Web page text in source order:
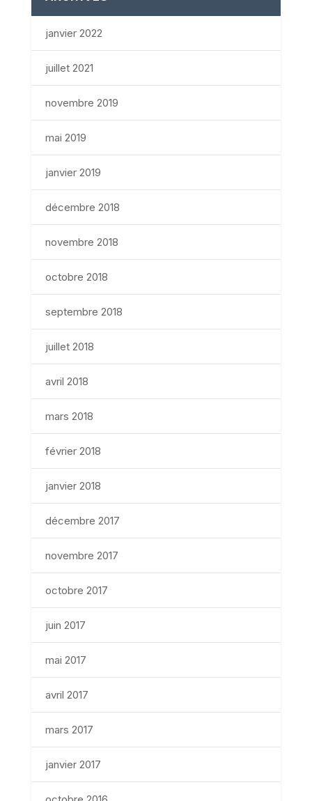
janvier 2022
juillet 2021
novembre 2019
mai 2019
janvier 2019
décembre 2018
novembre 2018
octobre 2018
septembre 2018
juillet 2018
avril 2018
mars 2018
février 2018
janvier 2018
décembre 2017
novembre 2017
octobre 2017
juin 2017
mai 2017
avril 2017
mars 2017
janvier 2017